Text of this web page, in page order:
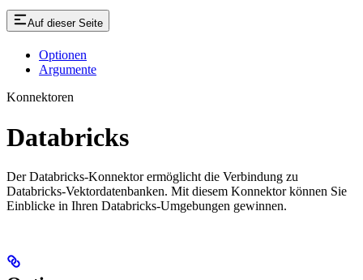
Auf dieser Seite
Optionen
Argumente
Konnektoren
Databricks
Der Databricks-Konnektor ermöglicht die Verbindung zu
Databricks-Vektordatenbanken. Mit diesem Konnektor können Sie
Einblicke in Ihren Databricks-Umgebungen gewinnen.